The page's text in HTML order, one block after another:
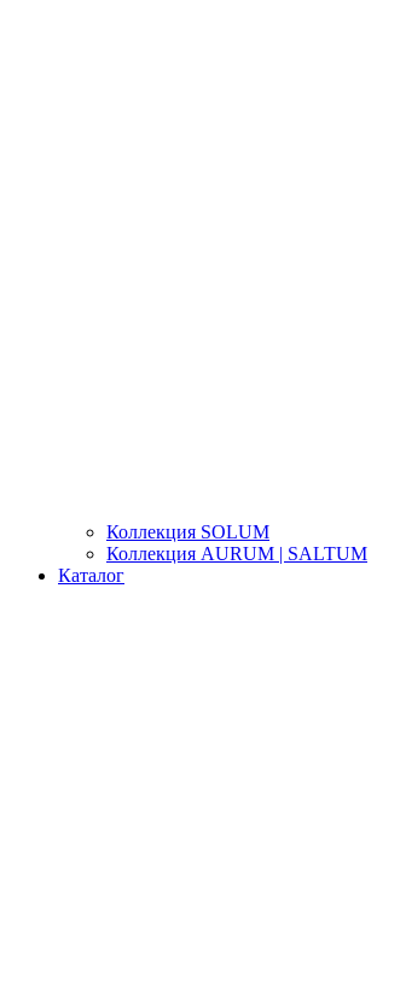
Коллекция SOLUM
Коллекция AURUM | SALTUM
Каталог